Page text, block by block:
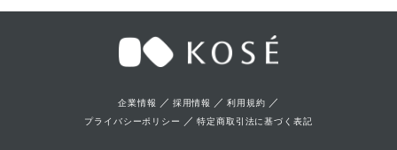
企業情報 ／ 採用情報 ／利用規約 ／
プライバシーポリシー ／特定商取引法に基づく表記